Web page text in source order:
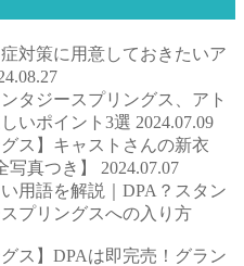
対策に用意しておきたいア
タジースプリングス、アト
いポイント3選 2024.07.09
ス】キャストさんの新衣
写真つき】 2024.07.07
用語を解説｜DPA？スタン
プリングスへの入り方
ス】DPAは即完売！グラン